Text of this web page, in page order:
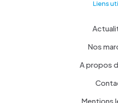
Liens
Nos
A propos
Mentions